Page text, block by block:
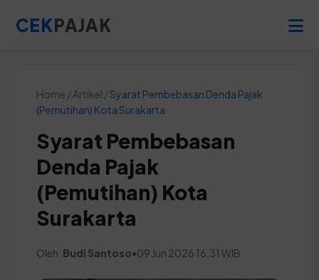
CEKPAJAK
Home / Artikel /Syarat Pembebasan Denda Pajak
(Pemutihan) Kota Surakarta
Syarat Pembebasan
Denda Pajak
(Pemutihan) Kota
Surakarta
Oleh: Budi Santoso•09 Jun 2026 16:31 WIB